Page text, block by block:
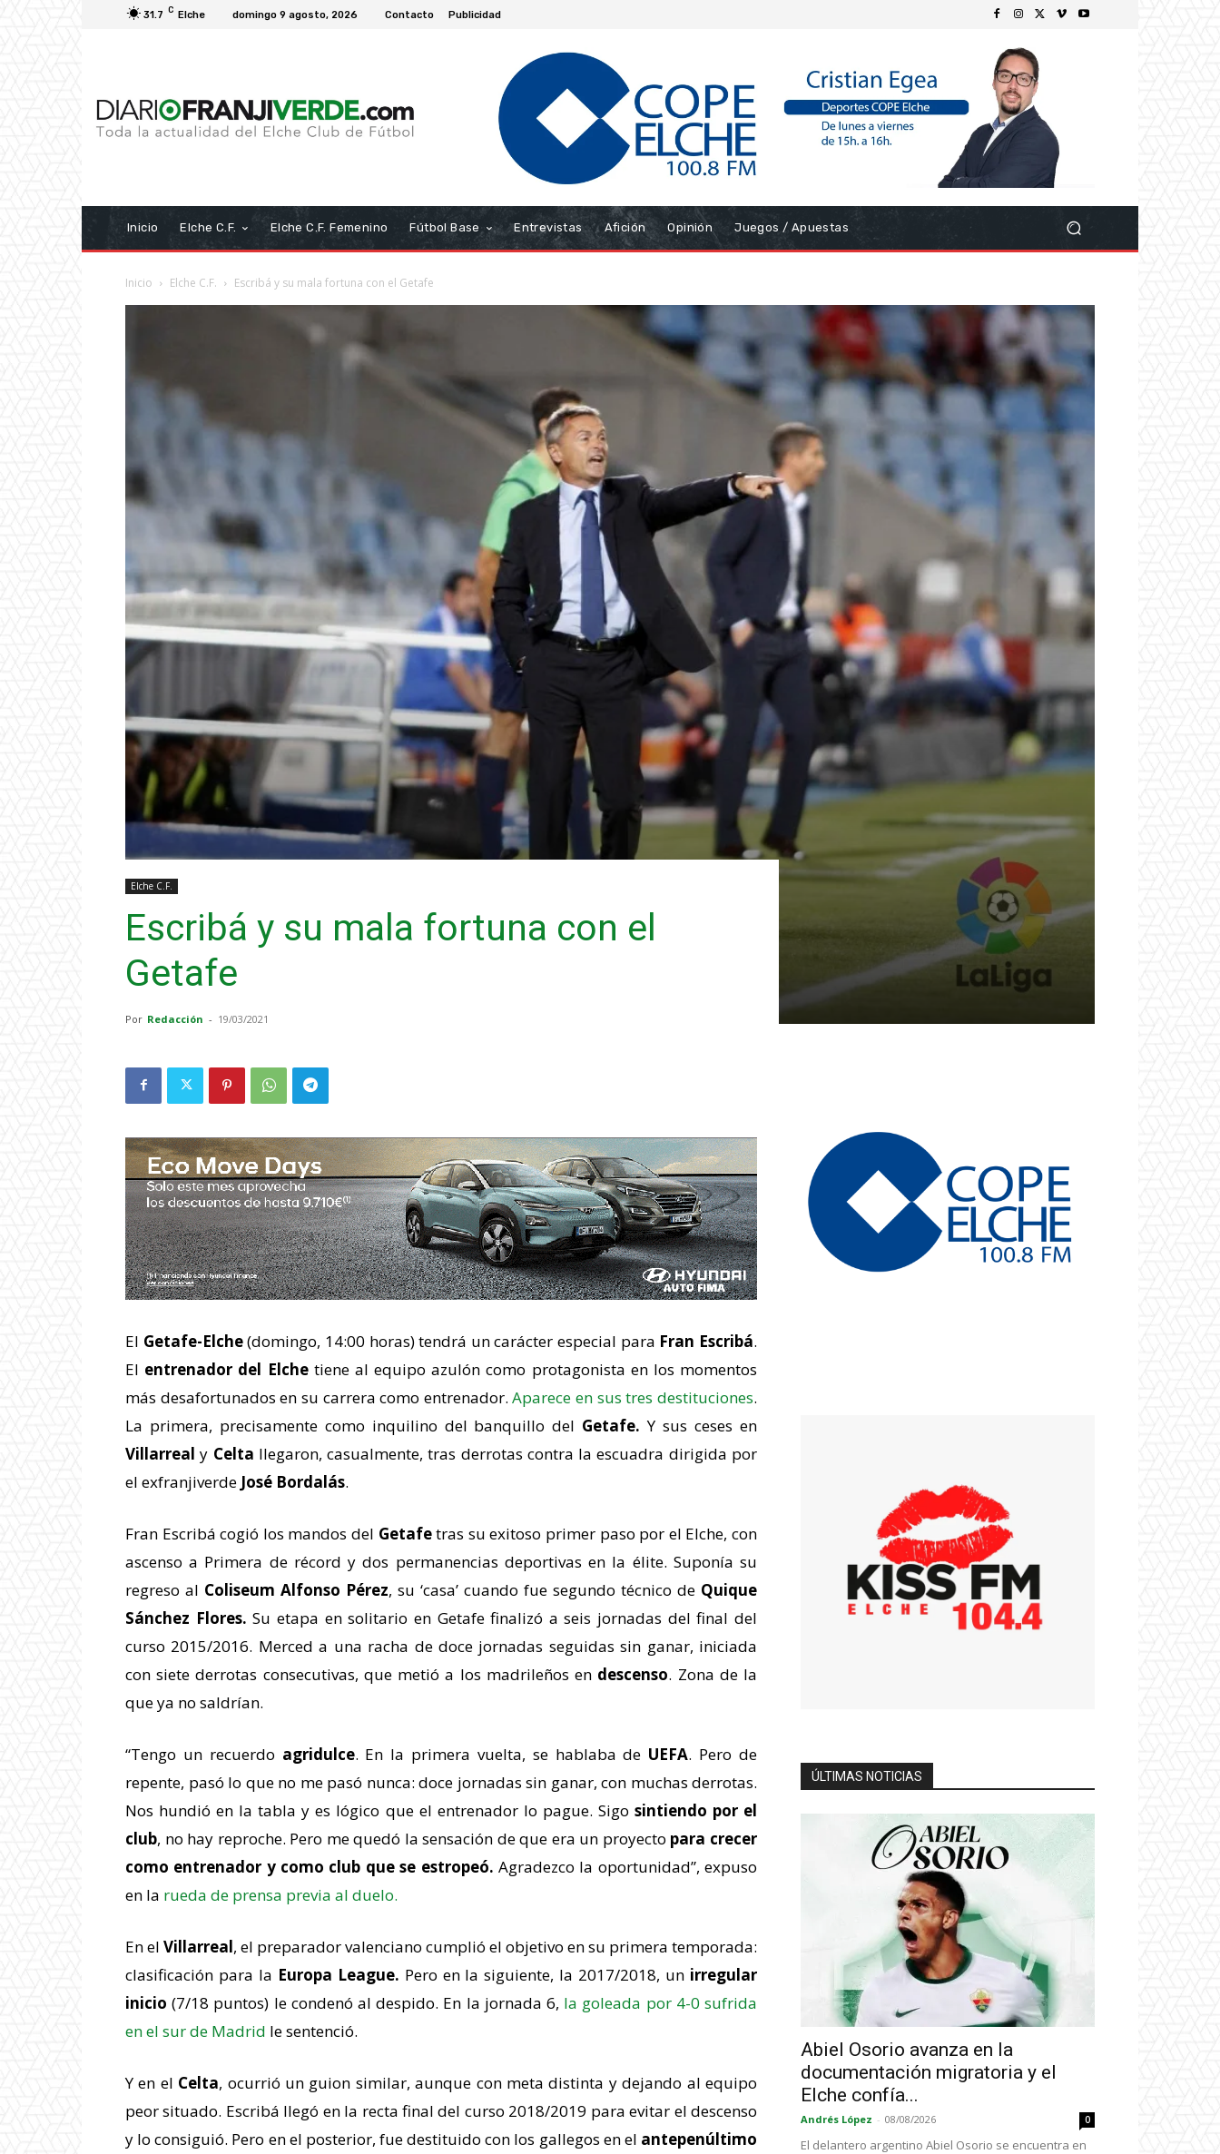
31.7 C Elche domingo 9 agosto, 2026 Contacto Publicidad
Inicio Elche C.F. Elche C.F. Femenino Fútbol Base Entrevistas Afición Opinión Juegos / Apuestas
Inicio Elche C.F. Escribá y su mala fortuna con el Getafe
Elche C.F.
Escribá y su mala fortuna con el
Getafe
Por Redacción - 19/03/2021
El Getafe-Elche(domingo, 14:00 horas) tendrá un carácter especial para Fran Escribá.
El entrenador del Elchetiene al equipo azulón como protagonista en los momentos
más desafortunados en su carrera como entrenador.Aparece en sus tres destituciones.
La primera, precisamente como inquilino del banquillo del Getafe. Y sus ceses en
Villarreal y Celta llegaron, casualmente, tras derrotas contra la escuadra dirigida por
el exfranjiverde José Bordalás.
Fran Escribá cogió los mandos del Getafetras su exitoso primer paso por el Elche, con
ascenso a Primera de récord y dos permanencias deportivas en la élite. Suponía su
regreso al Coliseum Alfonso Pérez, su ‘casa’ cuando fue segundo técnico de Quique
Sánchez Flores. Su etapa en solitario en Getafe finalizó a seis jornadas del final del
curso 2015/2016. Merced a una racha de doce jornadas seguidas sin ganar, iniciada
con siete derrotas consecutivas, que metió a los madrileños en descenso. Zona de la
que ya no saldrían.
“Tengo un recuerdo agridulce. En la primera vuelta, se hablaba de UEFA. Pero de
repente, pasó lo que no me pasó nunca: doce jornadas sin ganar, con muchas derrotas.
Nos hundió en la tabla y es lógico que el entrenador lo pague. Sigo sintiendo por el
club, no hay reproche. Pero me quedó la sensación de que era un proyecto para crecer
como entrenador y como club que se estropeó. Agradezco la oportunidad”, expuso
en la rueda de prensa previa al duelo.
En el Villarreal, el preparador valenciano cumplió el objetivo en su primera temporada:
clasificación para la Europa League. Pero en la siguiente, la 2017/2018, un irregular
inicio (7/18 puntos) le condenó al despido. En la jornada 6, la goleada por 4-0 sufrida
en el sur de Madrid le sentenció.
Y en el Celta, ocurrió un guion similar, aunque con meta distinta y dejando al equipo
peor situado. Escribá llegó en la recta final del curso 2018/2019 para evitar el descenso
y lo consiguió. Pero en el posterior, fue destituido con los gallegos en el antepenúltimo
ÚLTIMAS NOTICIAS
Abiel Osorio avanza en la
documentación migratoria y el
Elche confía...
Andrés López - 08/08/2026 0
El delantero argentino Abiel Osorio se encuentra en